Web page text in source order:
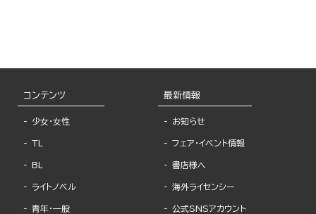
コンテンツ
少女・女性
TL
BL
ライトノベル
青年・一般
最新情報
お知らせ
フェア・イベント情報
書店様へ
海外ライセンシー
公式SNSアカウント